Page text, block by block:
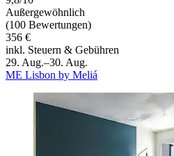
Außergewöhnlich
(100 Bewertungen)
356 €
inkl. Steuern & Gebühren
29. Aug.–30. Aug.
ME Lisbon by Meliá